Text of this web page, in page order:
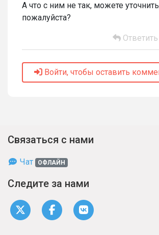
А что с ним не так, можете
пожалуйста?
Ответить
Войти, чтобы оставить
Связаться с нами
Чат ОФЛАЙН
Следите за нами